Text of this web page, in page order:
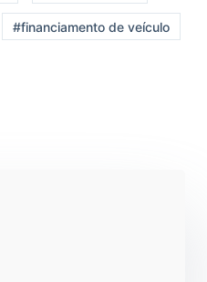
#financiamento de veículo